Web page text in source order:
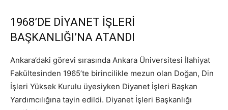
1968’DE DİYANET İŞLERİ
BAŞKANLIĞI’NA ATANDI
Ankara’daki görevi sırasında Ankara Üniversitesi İlahiyat
Fakültesinden 1965’te birincilikle mezun olan Doğan, Din
İşleri Yüksek Kurulu üyesiyken Diyanet İşleri Başkan
Yardımcılığına tayin edildi. Diyanet İşleri Başkanlığı